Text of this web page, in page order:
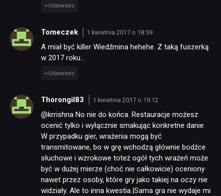
Odpowiedz
Tomeczek 1 kwietnia 2017 o 18:59
A miał być killer Wiedźmina hehehe. Z taką fuszerką
w 2017 roku…
Odpowiedz
Thorongil83 1 kwietnia 2017 o 19:12
@krrishna No nie do końca. Restauracje możesz
ocenić tylko i wyłącznie smakując konkretne danie.
W przypadku gier, wrażenia mogą być
transmitowane, bo w grę wchodzą głównie bodźce
słuchowe i wzrokowe toteż ogół tych wrażeń może
być w dużej mierze (choć nie całkowicie) oceniony
nawet przez osoby, które gry jako takiej na oczy nie
widziały. Ale to inna kwestia.|Sama gra nie wydaje mi